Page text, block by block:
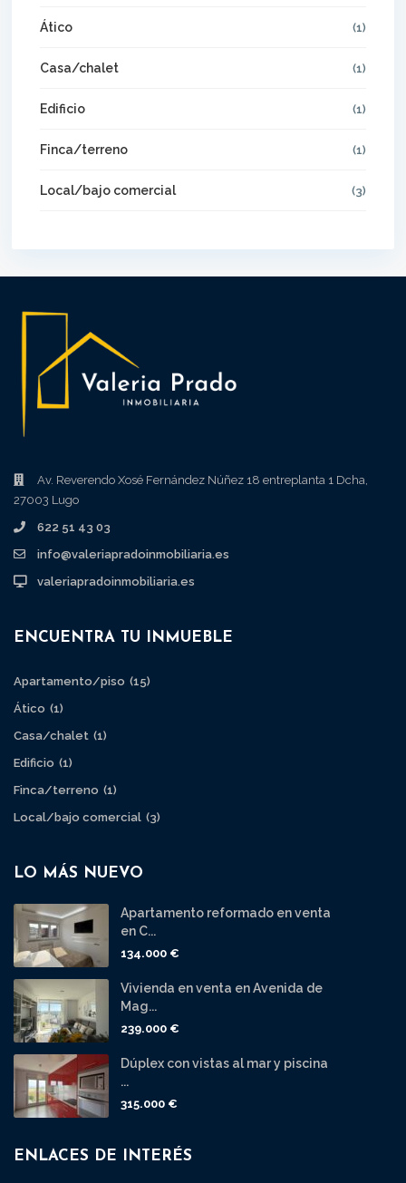
Ático (1)
Casa/chalet (1)
Edificio (1)
Finca/terreno (1)
Local/bajo comercial (3)
Av. Reverendo Xosé Fernández Núñez 18 entreplanta 1 Dcha,
27003 Lugo
622 51 43 03
info@valeriapradoinmobiliaria.es
valeriapradoinmobiliaria.es
ENCUENTRA TU INMUEBLE
Apartamento/piso (15)
Ático (1)
Casa/chalet (1)
Edificio (1)
Finca/terreno (1)
Local/bajo comercial (3)
LO MÁS NUEVO
Apartamento reformado en venta
en C...
134.000 €
Vivienda en venta en Avenida de
Mag...
239.000 €
Dúplex con vistas al mar y piscina
...
315.000 €
ENLACES DE INTERÉS